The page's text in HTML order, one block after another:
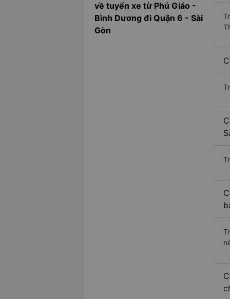
về tuyến xe từ Phú Giáo -
Bình Dương đi Quận 6 - Sài
Gòn